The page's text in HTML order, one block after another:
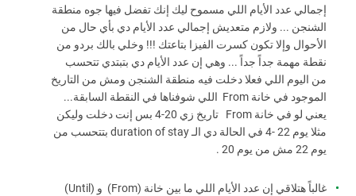
إجمالي عدد الأيام اللي مسموح ليك إنك تفضل فيها جوه منطقة
الشنجن ... ولازم متعديش إجمالي عدد الأيام دي بأي حال من
الأحوال وإلا تكون كسرت الفيزا بتاعتك !!! وخلي بالك بردو من
نقطة مهمة جداً جداً ... وهي إن عدد الأيام دي بتبتدي تتحسب
من اليوم اللي فعلا دخلت فيه منطقة الشنجن ومش من التاريخ
الموجود في خانة From اللي شوفناها في النقطة السابقة...
يعني لو في خانة From تاريخ زي 20-4 بس إنت دخلت وليكن
مثلا يوم 22 -4 في الحالة دي الـ duration of stay بتتحسب من
يوم 22 مش من يوم 20 .
غالباً هتلاقي إن عدد الأيام اللي ما بين خانة (From) و (Until)